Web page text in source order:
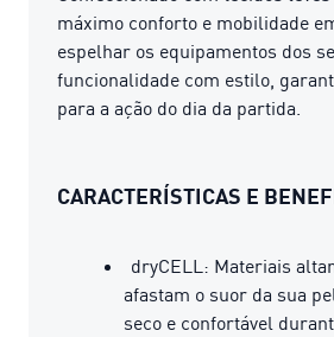
máximo conforto e mobilidade
espelhar os equipamentos dos
funcionalidade com estilo,
para a ação do dia da partida.
CARACTERÍSTICAS E
dryCELL: Materiais
afastam o suor da sua
seco e confortável